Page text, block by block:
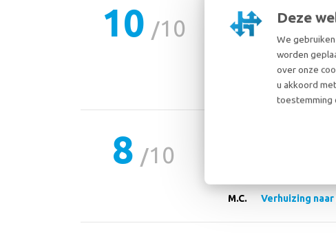
Deze
We
worden
over onze
u akkoord
toestemming
10 10
Dit is al de tweede
de verhuizing en over
Verhuizing
8 10
M.C. Verhuizing